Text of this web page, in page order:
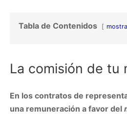
Tabla de Contenidos
La comisión de tu
En los contratos de
una remuneración a favor del